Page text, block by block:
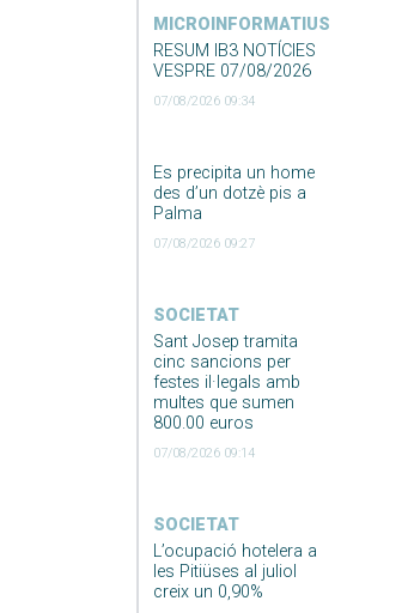
MICROINFORMATIUS
RESUM IB3 NOTÍCIES
VESPRE 07/08/2026
07/08/2026 09:34
Es precipita un home
des d’un dotzè pis a
Palma
07/08/2026 09:27
SOCIETAT
Sant Josep tramita
cinc sancions per
festes il·legals amb
multes que sumen
800.00 euros
07/08/2026 09:14
SOCIETAT
L’ocupació hotelera a
les Pitiüses al juliol
creix un 0,90%